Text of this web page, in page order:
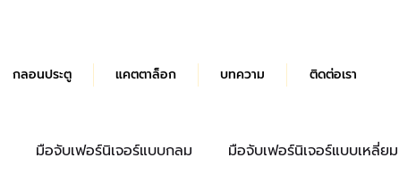
กลอนประตู แคตตาล็อก บทความ ติดต่อเรา
มือจับเฟอร์นิเจอร์แบบกลม มือจับเฟอร์นิเจอร์แบบเหลี่ยม